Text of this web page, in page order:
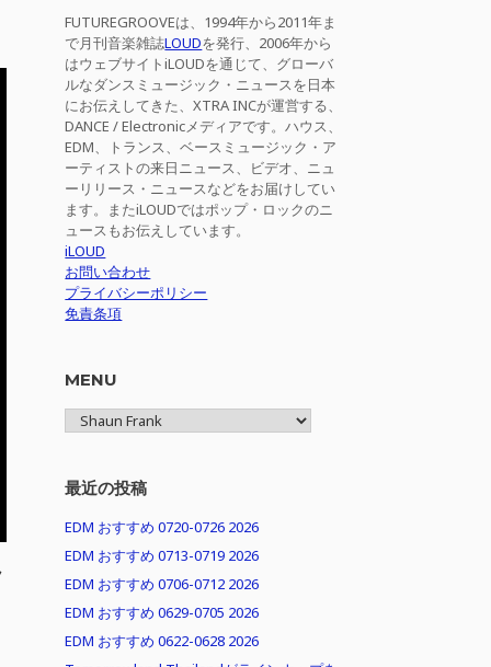
FUTUREGROOVEは、1994年から2011年ま
で月刊音楽雑誌LOUDを発行、2006年から
はウェブサイトiLOUDを通じて、グローバ
ルなダンスミュージック・ニュースを日本
にお伝えしてきた、XTRA INCが運営する、
DANCE / Electronicメディアです。ハウス、
EDM、トランス、ベースミュージック・ア
ーティストの来日ニュース、ビデオ、ニュ
ーリリース・ニュースなどをお届けしてい
ます。またiLOUDではポップ・ロックのニ
ュースもお伝えしています。
iLOUD
お問い合わせ
プライバシーポリシー
免責条項
MENU
MENU
最近の投稿
EDM おすすめ 0720-0726 2026
EDM おすすめ 0713-0719 2026
EDM おすすめ 0706-0712 2026
EDM おすすめ 0629-0705 2026
EDM おすすめ 0622-0628 2026